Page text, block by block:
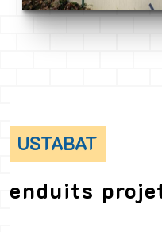
USTABAT
enduits